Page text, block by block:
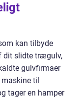
kan tilbyde
dit slidte trægulv,
gulvfirmaer
til
tager en hamper